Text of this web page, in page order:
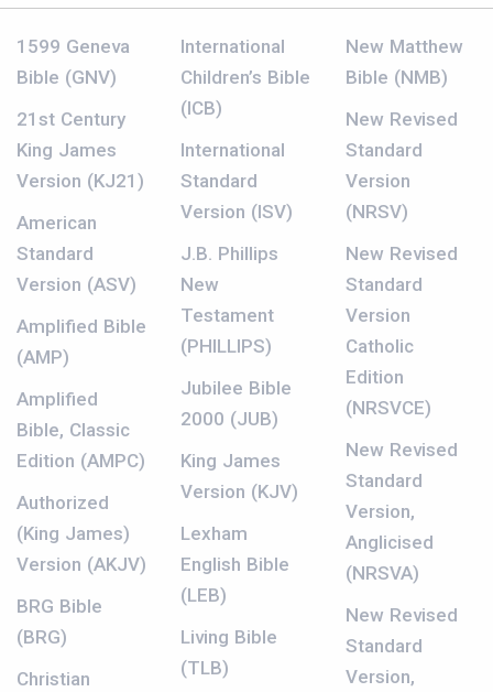
1599 Geneva
Bible (GNV)
21st Century
King James
Version (KJ21)
American
Standard
Version (ASV)
Amplified Bible
(AMP)
Amplified
Bible, Classic
Edition (AMPC)
Authorized
(King James)
Version (AKJV)
BRG Bible
(BRG)
Christian
International
Children’s Bible
(ICB)
International
Standard
Version (ISV)
J.B. Phillips
New
Testament
(PHILLIPS)
Jubilee Bible
2000 (JUB)
King James
Version (KJV)
Lexham
English Bible
(LEB)
Living Bible
(TLB)
New Matthew
Bible (NMB)
New Revised
Standard
Version
(NRSV)
New Revised
Standard
Version
Catholic
Edition
(NRSVCE)
New Revised
Standard
Version,
Anglicised
(NRSVA)
New Revised
Standard
Version,